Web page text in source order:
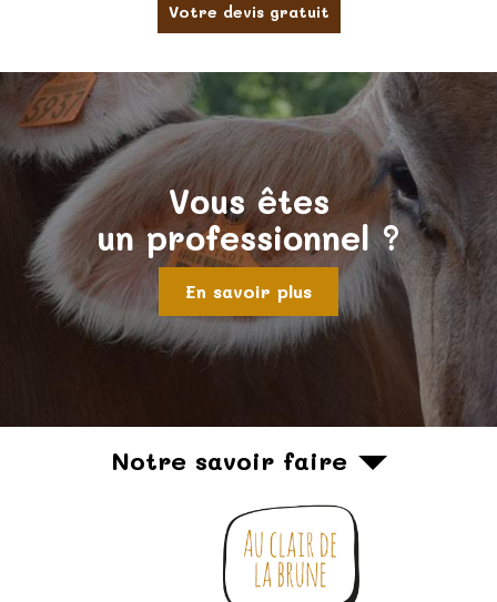
Votre devis gratuit
Vous êtes
un professionnel ?
En savoir plus
Notre savoir faire